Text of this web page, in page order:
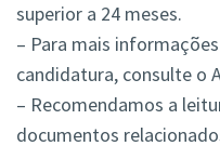
superior a 24 meses.
– Para mais
candidatura, consulte o
– Recomendamos a
documentos